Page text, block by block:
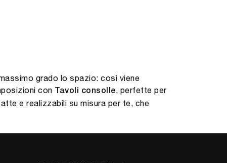
grado lo spazio: così viene
con
Tavoli consolle, perfette per
e realizzabili su misura per te, che